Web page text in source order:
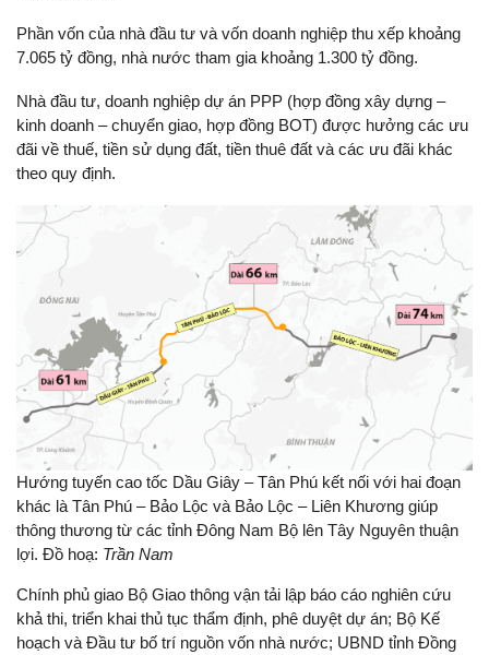
Phần vốn của nhà đầu tư và vốn doanh nghiệp thu xếp khoảng
7.065 tỷ đồng, nhà nước tham gia khoảng 1.300 tỷ đồng.
Nhà đầu tư, doanh nghiệp dự án PPP (hợp đồng xây dựng –
kinh doanh – chuyển giao, hợp đồng BOT) được hưởng các ưu
đãi về thuế, tiền sử dụng đất, tiền thuê đất và các ưu đãi khác
theo quy định.
Hướng tuyến cao tốc Dầu Giây – Tân Phú kết nối với hai đoạn
khác là Tân Phú – Bảo Lộc và Bảo Lộc – Liên Khương giúp
thông thương từ các tỉnh Đông Nam Bộ lên Tây Nguyên thuận
lợi. Đồ hoạ: Trần Nam
Chính phủ giao Bộ Giao thông vận tải lập báo cáo nghiên cứu
khả thi, triển khai thủ tục thẩm định, phê duyệt dự án; Bộ Kế
hoạch và Đầu tư bố trí nguồn vốn nhà nước; UBND tỉnh Đồng